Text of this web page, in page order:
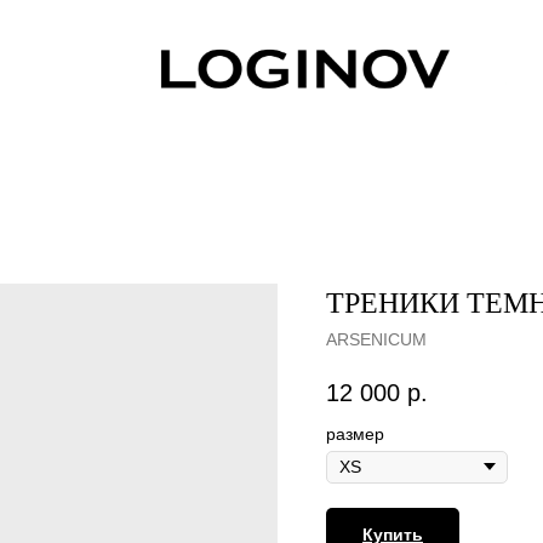
ТРЕНИКИ
ARSENICUM
12 000 р.
размер
Купить